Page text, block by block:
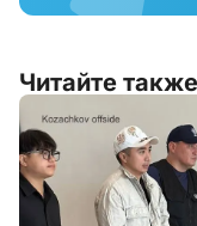
Читайте также